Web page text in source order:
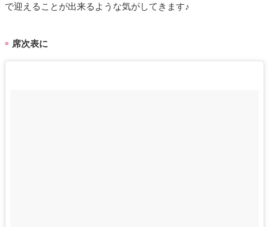
で迎えることが出来るような気がしてきます♪
■ 席次表に